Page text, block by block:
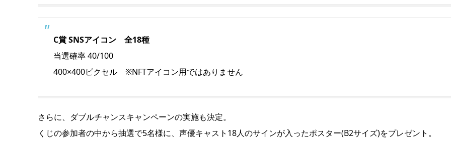
C賞 SNSアイコン 全18種
当選確率 40/100
400×400ピクセル ※NFTアイコン用ではありません
さらに、ダブルチャンスキャンペーンの実施も決定。
くじの参加者の中から抽選で5名様に、声優キャスト18人のサインが入ったポスター(B2サイズ)をプレゼント。